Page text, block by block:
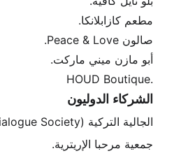
مطعم كازابلانكا.
صالون Peace & Love.
أبو مازن ميني ماركت.
HOUD Boutique.
الشركاء الدوليون
الجالية التركية (Dialogue Society).
جمعية مرحبا الإريترية.